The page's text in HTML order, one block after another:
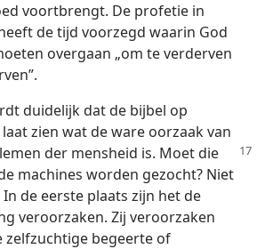
voortbrengt. De profetie in
de tijd voorzegd waarin God
overgaan „om te verderven
duidelijk dat de bijbel op
zien wat de ware oorzaak van
der mensheid is. Moet die
machines worden gezocht? Niet
de eerste plaats zijn het de
veroorzaken. Zij veroorzaken
zelfzuchtige begeerte of